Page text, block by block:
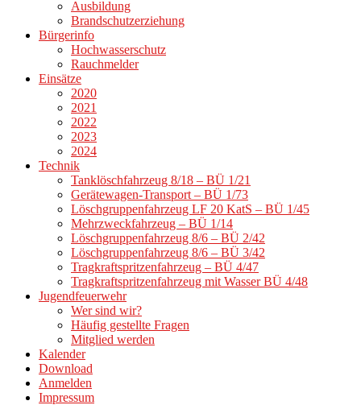
Ausbildung
Brandschutzerziehung
Bürgerinfo
Hochwasserschutz
Rauchmelder
Einsätze
2020
2021
2022
2023
2024
Technik
Tanklöschfahrzeug 8/18 – BÜ 1/21
Gerätewagen-Transport – BÜ 1/73
Löschgruppenfahrzeug LF 20 KatS – BÜ 1/45
Mehrzweckfahrzeug – BÜ 1/14
Löschgruppenfahrzeug 8/6 – BÜ 2/42
Löschgruppenfahrzeug 8/6 – BÜ 3/42
Tragkraftspritzenfahrzeug – BÜ 4/47
Tragkraftspritzenfahrzeug mit Wasser BÜ 4/48
Jugendfeuerwehr
Wer sind wir?
Häufig gestellte Fragen
Mitglied werden
Kalender
Download
Anmelden
Impressum